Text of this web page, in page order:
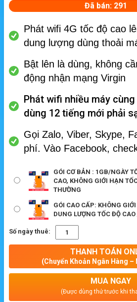
Đã bán: 291
Phát wifi 4G tốc độ cao
dung lượng dùng thoải
Bật lên là dùng, không
động nhận mạng Virgin
Phát wifi nhiều máy cùng
dùng 12 tiếng mới phải
Gọi Zalo, Viber, Skype,
phí. Vào Facebook,
GÓI CƠ BẢN : 1GB/NGÀY
CAO, KHÔNG GIỚI HẠN
THƯỜNG
GÓI CAO CẤP: KHÔNG
DUNG LƯỢNG TỐC ĐỘ
Số ngày thuê:
THANH TOÁN
(Chuyển Khoản Ngân Hàng
MUA NGAY
(Được dùng thử trước khi